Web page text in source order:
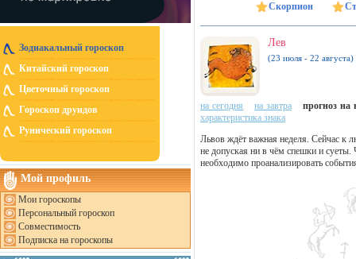
Зодиакальный гороскоп
Китайский гороскоп
Цветочный гороскоп
Гороскоп друидов
Рунический гороскоп
Мой профиль
Мои гороскопы
Персональный гороскоп
Совместимость
Подписка на гороскопы
Скорпион
Лев
(23 июля - 22 августа)
на сегодня на завтра
прогноз на
характеристика знака
Львов ждёт важная неделя. Сейчас к
не допуская ни в чём спешки и
необходимо проанализировать